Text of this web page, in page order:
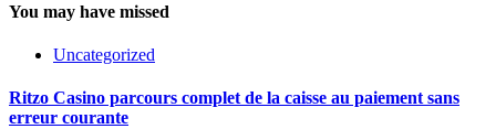
You may have missed
Uncategorized
Ritzo Casino parcours complet de la caisse au paiement sans
erreur courante